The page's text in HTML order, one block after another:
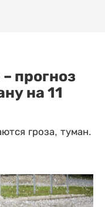
прогноз
на 11
гроза, туман.